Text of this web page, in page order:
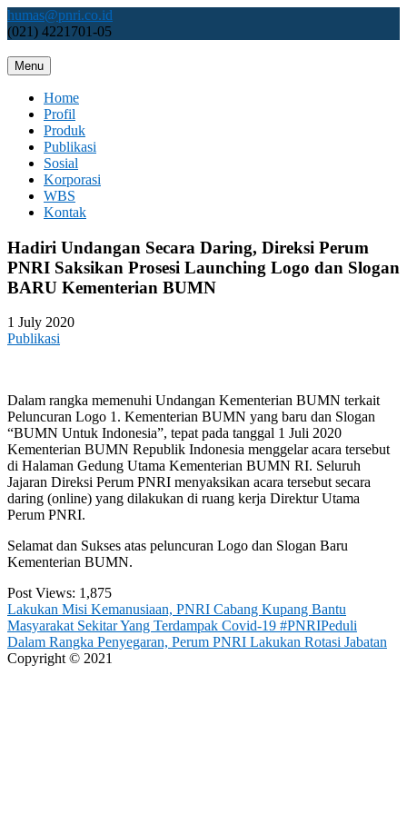
Skip
to
humas@pnri.co.id
(021) 4221701-05
Perum PNRI
Menu
Home
Profil
Produk
Publikasi
Sosial
Korporasi
WBS
Kontak
Hadiri Undangan Secara Daring, Direksi Perum
PNRI Saksikan Prosesi Launching Logo dan Slogan
BARU Kementerian BUMN
1 July 2020
Publikasi
Dalam rangka memenuhi Undangan Kementerian BUMN terkait
Peluncuran Logo 1. Kementerian BUMN yang baru dan Slogan
“BUMN Untuk Indonesia”, tepat pada tanggal 1 Juli 2020
Kementerian BUMN Republik Indonesia menggelar acara tersebut
di Halaman Gedung Utama Kementerian BUMN RI. Seluruh
Jajaran Direksi Perum PNRI menyaksikan acara tersebut secara
daring (online) yang dilakukan di ruang kerja Direktur Utama
Perum PNRI.
Selamat dan Sukses atas peluncuran Logo dan Slogan Baru
Kementerian BUMN.
Post Views: 1,875
Post
navigation
Lakukan Misi Kemanusiaan, PNRI Cabang Kupang Bantu
Masyarakat Sekitar Yang Terdampak Covid-19 #PNRIPeduli
Dalam Rangka Penyegaran, Perum PNRI Lakukan Rotasi Jabatan
Copyright © 2021